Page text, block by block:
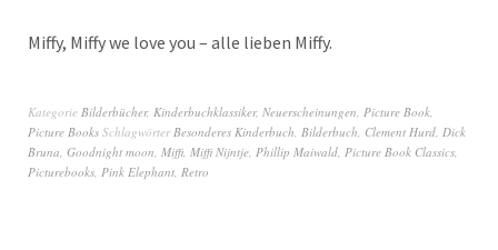
Miffy, Miffy we love you – alle lieben Miffy.
Kategorie Bilderbücher, Kinderbuchklassiker, Neuerscheinungen, Picture Book,
Picture Books SchlagwörterBesonderes Kinderbuch, Bilderbuch, Clement Hurd, Dick
Bruna, Goodnight moon, Miffi, Miffi Nijntje, Phillip Maiwald, Picture Book Classics,
Picturebooks, Pink Elephant, Retro